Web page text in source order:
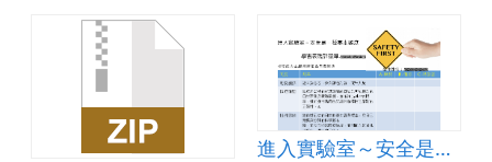
進入實驗室～安全是一種基本態度